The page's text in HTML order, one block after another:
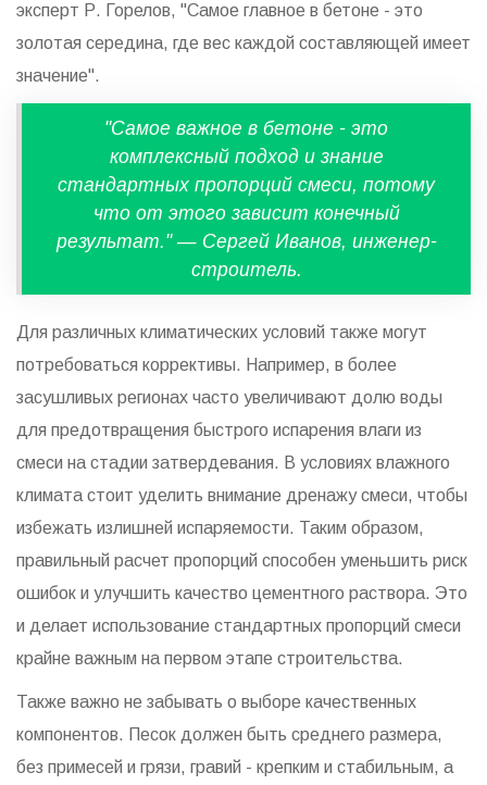
эксперт Р. Горелов, "Самое главное в бетоне - это
золотая середина, где вес каждой составляющей имеет
значение".
"Самое важное в бетоне - это
комплексный подход и знание
стандартных пропорций смеси, потому
что от этого зависит конечный
результат." — Сергей Иванов, инженер-
строитель.
Для различных климатических условий также могут
потребоваться коррективы. Например, в более
засушливых регионах часто увеличивают долю воды
для предотвращения быстрого испарения влаги из
смеси на стадии затвердевания. В условиях влажного
климата стоит уделить внимание дренажу смеси, чтобы
избежать излишней испаряемости. Таким образом,
правильный расчет пропорций способен уменьшить риск
ошибок и улучшить качество цементного раствора. Это
и делает использование стандартных пропорций смеси
крайне важным на первом этапе строительства.
Также важно не забывать о выборе качественных
компонентов. Песок должен быть среднего размера,
без примесей и грязи, гравий - крепким и стабильным, а